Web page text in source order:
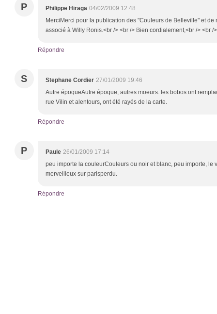
P Philippe Hiraga 04/02/2009 12:48
MerciMerci pour la publication des "Couleurs de Belleville" et de
associé à Willy Ronis.<br /> <br /> Bien cordialement,<br /> <br />
Répondre
S Stephane Cordier 27/01/2009 19:46
Autre époqueAutre époque, autres moeurs: les bobos ont
rue Vilin et alentours, ont été rayés de la carte.
Répondre
P Paule 26/01/2009 17:14
peu importe la couleurCouleurs ou noir et blanc, peu importe, le
merveilleux sur parisperdu.
Répondre